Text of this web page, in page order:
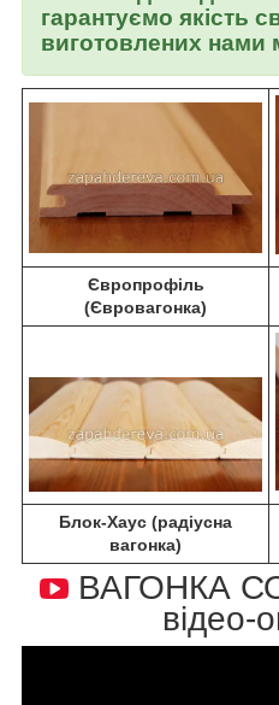
гарантуємо якість
виготовлених нами
Європрофіль
(Євровагонка)
Блок-Хаус (радіусна
вагонка)
ВАГОНКА
відео-